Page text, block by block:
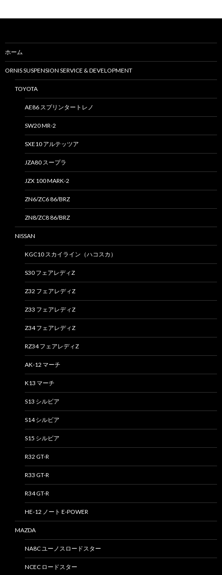
ホーム
ORNIS SUSPENSION SERVICE & DEVELOPMENT
TOYOTA
AE86 スプリンタートレノ
SW20 MR-2
SXE10 アルテッツア
JZA80 スープラ
JZX 100 MARK-2
ZN6/ZC6 86/BRZ
ZN8/ZC8 86/BRZ
NISSAN
KGC10 スカイライン（ハコスカ）
S30 フェアレディZ
Z32 フェアレディZ
Z33 フェアレディZ
Z34 フェアレディZ
RZ34 フェアレディZ
AK-12 マーチ
K13 マーチ
S13 シルビア
S14 シルビア
S15 シルビア
R32 GT-R
R33 GT-R
R34 GT-R
HE-12 ノート E-POWER
MAZDA
NA8C ユーノスロードスター
NCEC ロードスター